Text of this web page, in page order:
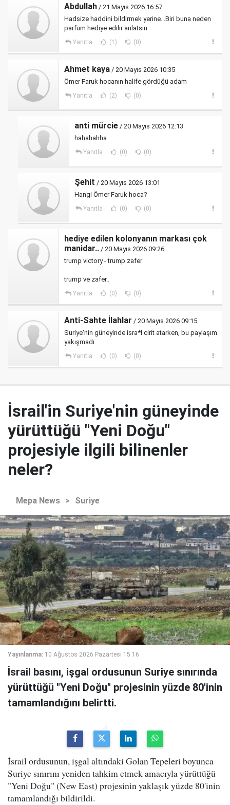
Abdullah / 21 Mayıs 2026 16:57
Hadsize haddini bildirmek yerine...Biri buna neden
parfüm hediye edilir anlatsın
Yanıtla (1) (0)
Ahmet kaya / 20 Mayıs 2026 10:35
Ömer Faruk hocanın halife gördüğü adam
Yanıtla (2) (0)
anti mürcie / 20 Mayıs 2026 12:13
hahahahha
Yanıtla (0) (0)
Şehit / 20 Mayıs 2026 13:01
Hangi Ömer Faruk hoca?
Yanıtla (0) (0)
hediye edilen kolonyanın markası çok
manidar.. / 20 Mayıs 2026 09:26
trump victory - trump zafer
trump ve zafer..
Yanıtla (0) (0)
Anti-Sahte İlahlar / 20 Mayıs 2026 09:15
Suriye'nin güneyinde isra*l cirit atarken, bu paylaşım
yakışmadı
Yanıtla (0) (0)
İsrail'in Suriye'nin güneyinde
yürüttüğü "Yeni Doğu"
projesiyle ilgili bilinenler
neler?
Mepa News > Suriye
Yayınlanma: 10 Ağustos 2026 Pazartesi 15:16
İsrail basını, işgal ordusunun Suriye sınırında
yürüttüğü "Yeni Doğu" projesinin yüzde 80'inin
tamamlandığını belirtti.
İsrail ordusunun, işgal altındaki Golan Tepeleri boyunca
Suriye sınırını yeniden tahkim etmek amacıyla yürüttüğü
"Yeni Doğu" (New East) projesinin yaklaşık yüzde 80'inin
tamamlandığı bildirildi.